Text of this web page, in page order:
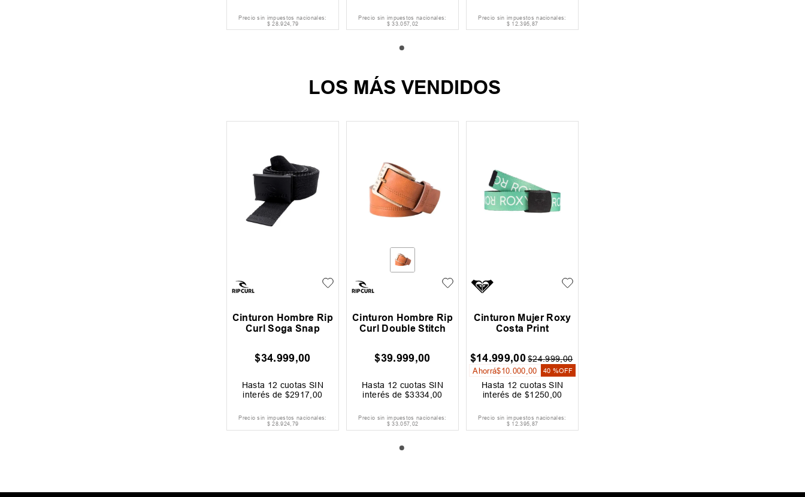
Precio sin impuestos nacionales:
$ 28.924,79
Precio sin impuestos nacionales:
$ 33.057,02
Precio sin impuestos nacionales:
$ 12.395,87
LOS MÁS VENDIDOS
Cinturon Hombre Rip
Curl Soga Snap
$34.999,00
Hasta 12 cuotas SIN
interés de $2917 00
Precio sin impuestos nacionales:
$ 28.924,79
Cinturon Hombre Rip
Curl Double Stitch
$39.999,00
Hasta 12 cuotas SIN
interés de $3334 00
Precio sin impuestos nacionales:
$ 33.057,02
Cinturon Mujer Roxy
Costa Print
$14.999,00$24.999,00
Ahorrá$10 000 00 40 %OFF
Hasta 12 cuotas SIN
interés de$1250 ,00
Precio sin impuestos nacionales:
$ 12.395,87